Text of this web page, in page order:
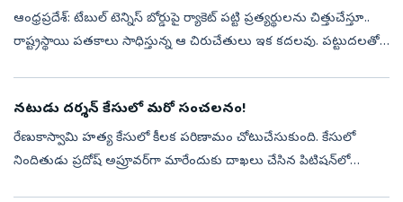
ఆంధ్రప్రదేశ్‌: టేబుల్‌ టెన్నిస్‌ బోర్డుపై ర్యాకెట్‌ పట్టి ప్రత్యర్థులను చిత్తుచేస్తూ..
రాష్ట్రస్థాయి పతకాలు సాధిస్తున్న ఆ చిరుచేతులు ఇక కదలవు. పట్టుదలతో
నటుడు దర్శన్‌ కేసులో మరో సంచలనం!
రేణుకాస్వామి హత్య కేసులో కీలక పరిణామం చోటుచేసుకుంది. కేసులో
నిందితుడు ప్రదోష్‌ అప్రూవర్‌గా మారేందుకు దాఖలు చేసిన పిటిషన్‌లో